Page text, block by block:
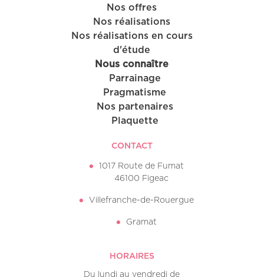
Nos offres
Nos réalisations
Nos réalisations en cours
d'étude
Nous connaître
Parrainage
Pragmatisme
Nos partenaires
Plaquette
CONTACT
1017 Route de Fumat
46100 Figeac
Villefranche-de-Rouergue
Gramat
HORAIRES
Du lundi au vendredi de